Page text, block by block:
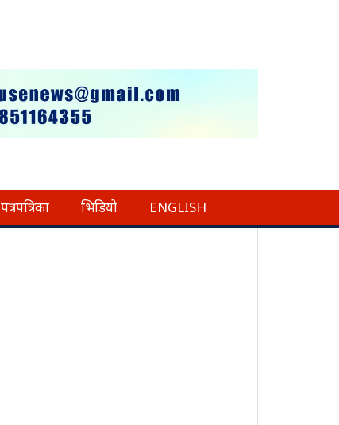
पत्रपत्रिका भिडियो ENGLISH